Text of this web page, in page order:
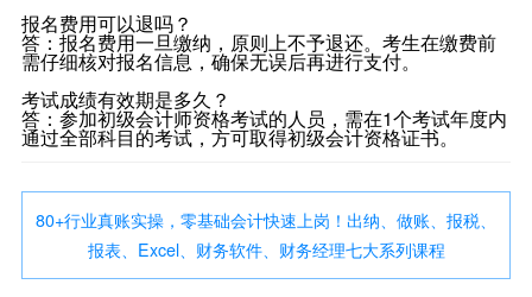
报名费用可以退吗？
答：报名费用一旦缴纳，原则上不予退还。考生在缴费前
需仔细核对报名信息，确保无误后再进行支付。
考试成绩有效期是多久？
答：参加初级会计师资格考试的人员，需在1个考试年度内
通过全部科目的考试，方可取得初级会计资格证书。
80+行业真账实操，零基础会计快速上岗！出纳、做账、报税、
报表、Excel、财务软件、财务经理七大系列课程